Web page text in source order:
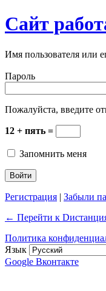
Сайт
Имя пользователя или
Пароль
Пожалуйста, введите
12 + пять =
Запомнить меня
Регистрация | Забыли
← Перейти к
Политика
Язык
Google Вконтакте